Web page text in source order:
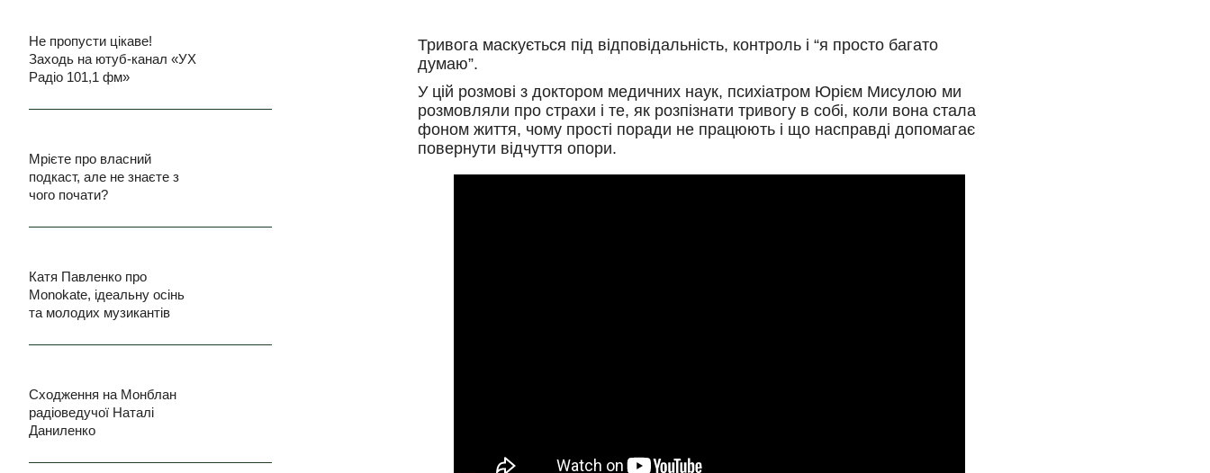
Не пропусти цікаве!
Заходь на ютуб-канал «УХ
Радіо 101,1 фм»
Мрієте про власний
подкаст, але не знаєте з
чого почати?
Катя Павленко про
Monokate, ідеальну осінь
та молодих музикантів
Сходження на Монблан
радіоведучої Наталі
Даниленко
Тривога маскується під відповідальність, контроль і “я просто багато
думаю”.
У цій розмові з доктором медичних наук, психіатром Юрієм Мисулою ми
розмовляли про страхи і те, як розпізнати тривогу в собі, коли вона стала
фоном життя, чому прості поради не працюють і що насправді допомагає
повернути відчуття опори.